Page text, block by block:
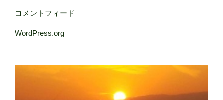
コメントフィード
WordPress.org